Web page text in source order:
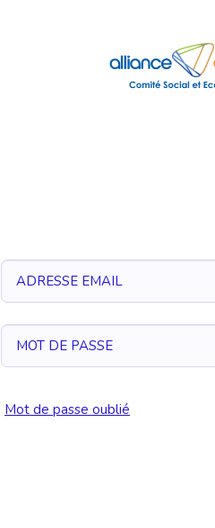
Mot de passe oublié